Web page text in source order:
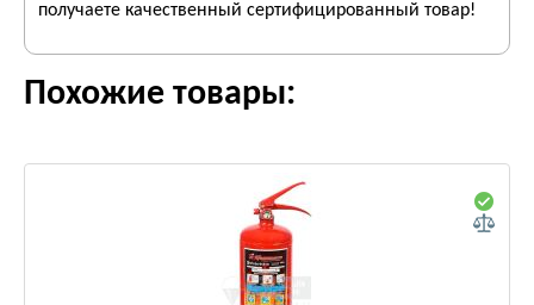
получаете качественный сертифицированный товар!
Похожие товары: